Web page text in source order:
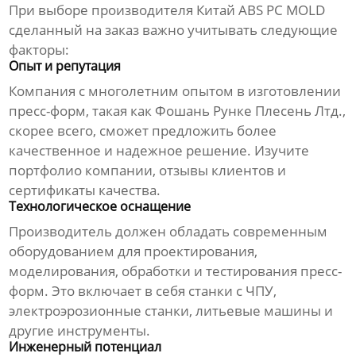
При выборе производителя Китай ABS PC MOLD
сделанный на заказ важно учитывать следующие
факторы:
Опыт и репутация
Компания с многолетним опытом в изготовлении
пресс-форм, такая как Фошань Рунке Плесень Лтд.,
скорее всего, сможет предложить более
качественное и надежное решение. Изучите
портфолио компании, отзывы клиентов и
сертификаты качества.
Технологическое оснащение
Производитель должен обладать современным
оборудованием для проектирования,
моделирования, обработки и тестирования пресс-
форм. Это включает в себя станки с ЧПУ,
электроэрозионные станки, литьевые машины и
другие инструменты.
Инженерный потенциал